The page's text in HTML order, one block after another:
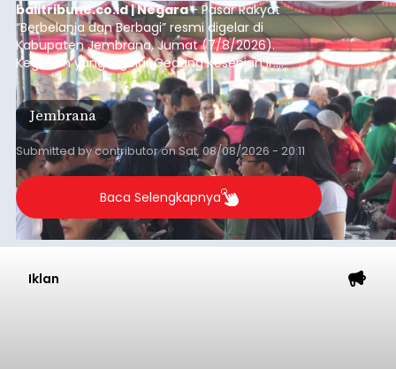
balitribune.co.id | Negara- Pasar Rakyat
“Berbelanja dan Berbagi” resmi digelar di
Kabupaten Jembrana, Jumat (7/8/2026).
Kegiatan yang digelar Gedung Kesenian Ir.
Soekarno ini memadukan pemberdayaan
ekonomi masyarakat dengan aksi sosial tersebut
mendapat antusiasme tinggi dan mencatat nilai
transaksi mencapai Rp672.733.200.
Jembrana
Submitted bycontributoronSat, 08/08/2026 - 20:11
Baca Selengkapnya
Iklan